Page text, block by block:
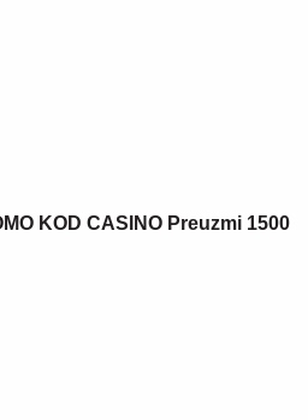
KOD CASINO Preuzmi 1500